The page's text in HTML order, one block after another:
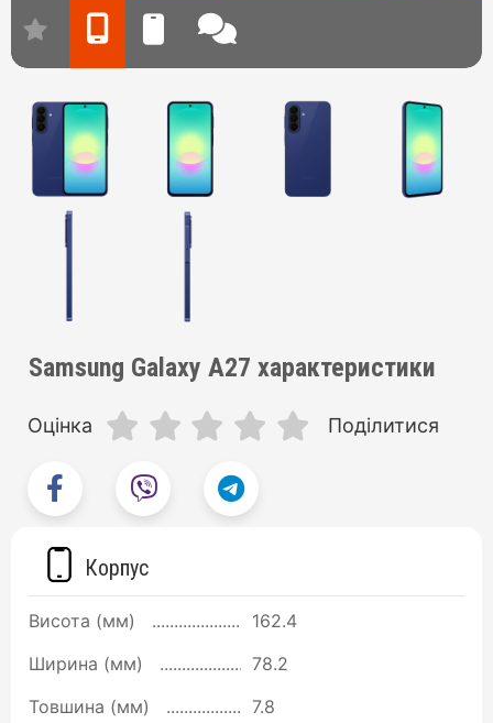
Samsung Galaxy A27 характеристики
Оцінка Поділитися
Корпус
Висота (мм)
162.4
Ширина (мм)
78.2
Товшина (мм)
7.8